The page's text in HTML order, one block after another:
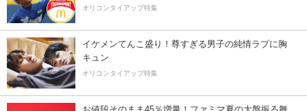
オリコンタイアップ特集
イケメンてんこ盛り！尊すぎる男子の純情ラブに胸
キュン
オリコンタイアップ特集